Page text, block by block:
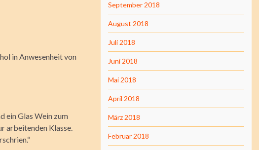
in Anwesenheit von
ein Glas Wein zum
arbeitenden Klasse.
September 2018
August 2018
Juli 2018
Juni 2018
Mai 2018
April 2018
März 2018
Februar 2018